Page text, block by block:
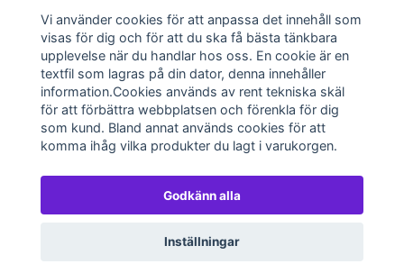
Kundservice
Sociala medier
© 2026 Spelkortsbutiken
Vi använder cookies för att anpassa det innehåll som
visas för dig och för att du ska få bästa tänkbara
upplevelse när du handlar hos oss. En cookie är en
textfil som lagras på din dator, denna innehåller
information.Cookies används av rent tekniska skäl
för att förbättra webbplatsen och förenkla för dig
som kund. Bland annat används cookies för att
komma ihåg vilka produkter du lagt i varukorgen.
Godkänn alla
Inställningar